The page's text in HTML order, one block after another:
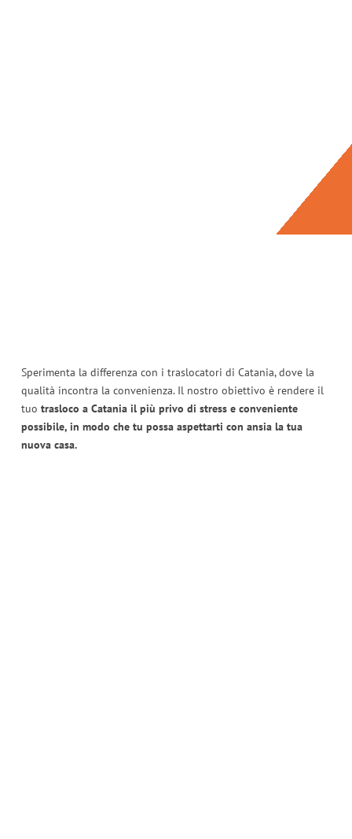
Sperimenta la differenza con i traslocatori di Catania, dove la
qualità incontra la convenienza. Il nostro obiettivo è rendere il
tuo trasloco a Catania il più privo di stress e conveniente
possibile, in modo che tu possa aspettarti con ansia la tua
nuova casa.